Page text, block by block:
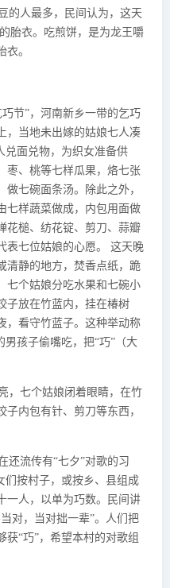
的人最多，民间认为，这天
胎衣。吃煎饼，是为龙王嚼
。
节”，河南新乡一带的乞巧
，当地未出嫁的姑娘七人凑
兑面兑物，为织女准备供
枣、桃等七样瓜果，烙七张
七碗面条汤。除此之外，
七样蔬菜做成，内包用面做
花槌、纺花锭、剪刀、蒜瓣
表七位姑娘的心愿。 这天晚
清静的地方，焚香点纸，跪
七个姑娘分吃水果和七碗小
子放在竹蓝内，挂在椿树
，看守竹蓝子。这种举动称
男孩子偷嘴吃，把“巧”（大
，七个姑娘闭着眼睛，在竹
内包有针、剪刀等东西，
还流传有“七夕”对歌的习
们按村子，或按乡、县组成
一人，以单为巧数。民间讲
对，当对拙一辈”。人们把
获“巧”，希望本村的对歌组